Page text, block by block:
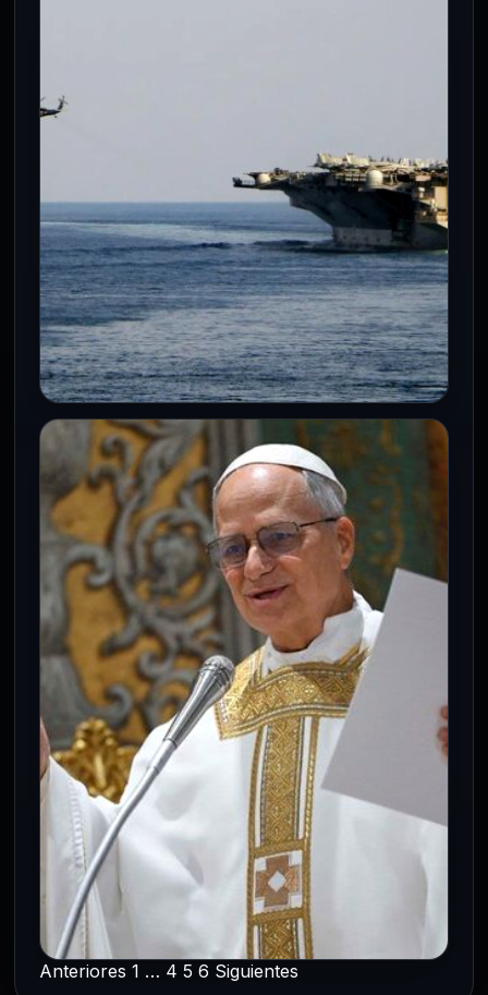
mandatario; la Casa Blanca califica los…
INTERNACIONALES
¡Escolta militar en Ormuz! El
drástico plan de Trump para
enfrentar la crisis en el Golfo
4 Mar 2026
EE. UU. desplegará a la Armada para
proteger el flujo de crudo mundial tras
amenazas de Irán en…
Anteriores 1 … 4 5 6 Siguientes